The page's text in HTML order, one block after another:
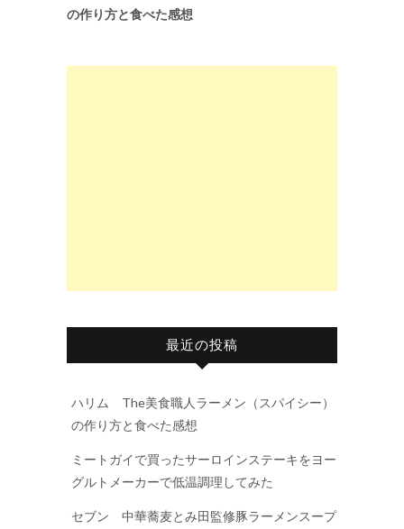
の作り方と食べた感想
最近の投稿
ハリム The美食職人ラーメン（スパイシー）
の作り方と食べた感想
ミートガイで買ったサーロインステーキをヨー
グルトメーカーで低温調理してみた
セブン 中華蕎麦とみ田監修豚ラーメンスープ